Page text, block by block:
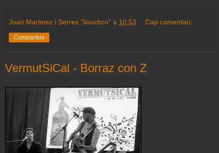
Joan Martinez i Serres "linuxbcn" a 10:53 Cap comentari:
Comparteix
VermutSiCal - Borraz con Z